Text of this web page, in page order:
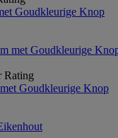
Goudkleurige Knop
Rating
Goudkleurige Knop